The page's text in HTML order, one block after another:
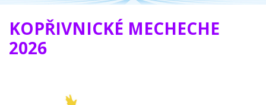
KOPŘIVNICKÉ MECHECHE
2026